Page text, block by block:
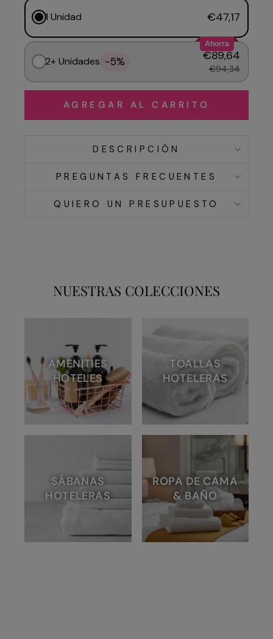
1 Unidad €47,17
Ahorra
2+ Unidades -5% €89,64
€94,34
AGREGAR AL CARRITO
DESCRIPCIÓN
PREGUNTAS FRECUENTES
QUIERO UN PRESUPUESTO
NUESTRAS COLECCIONES
AMENITIES
HOTELES
TOALLAS
HOTELERAS
SÁBANAS
HOTELERAS
ROPA DE CAMA
& BAÑO